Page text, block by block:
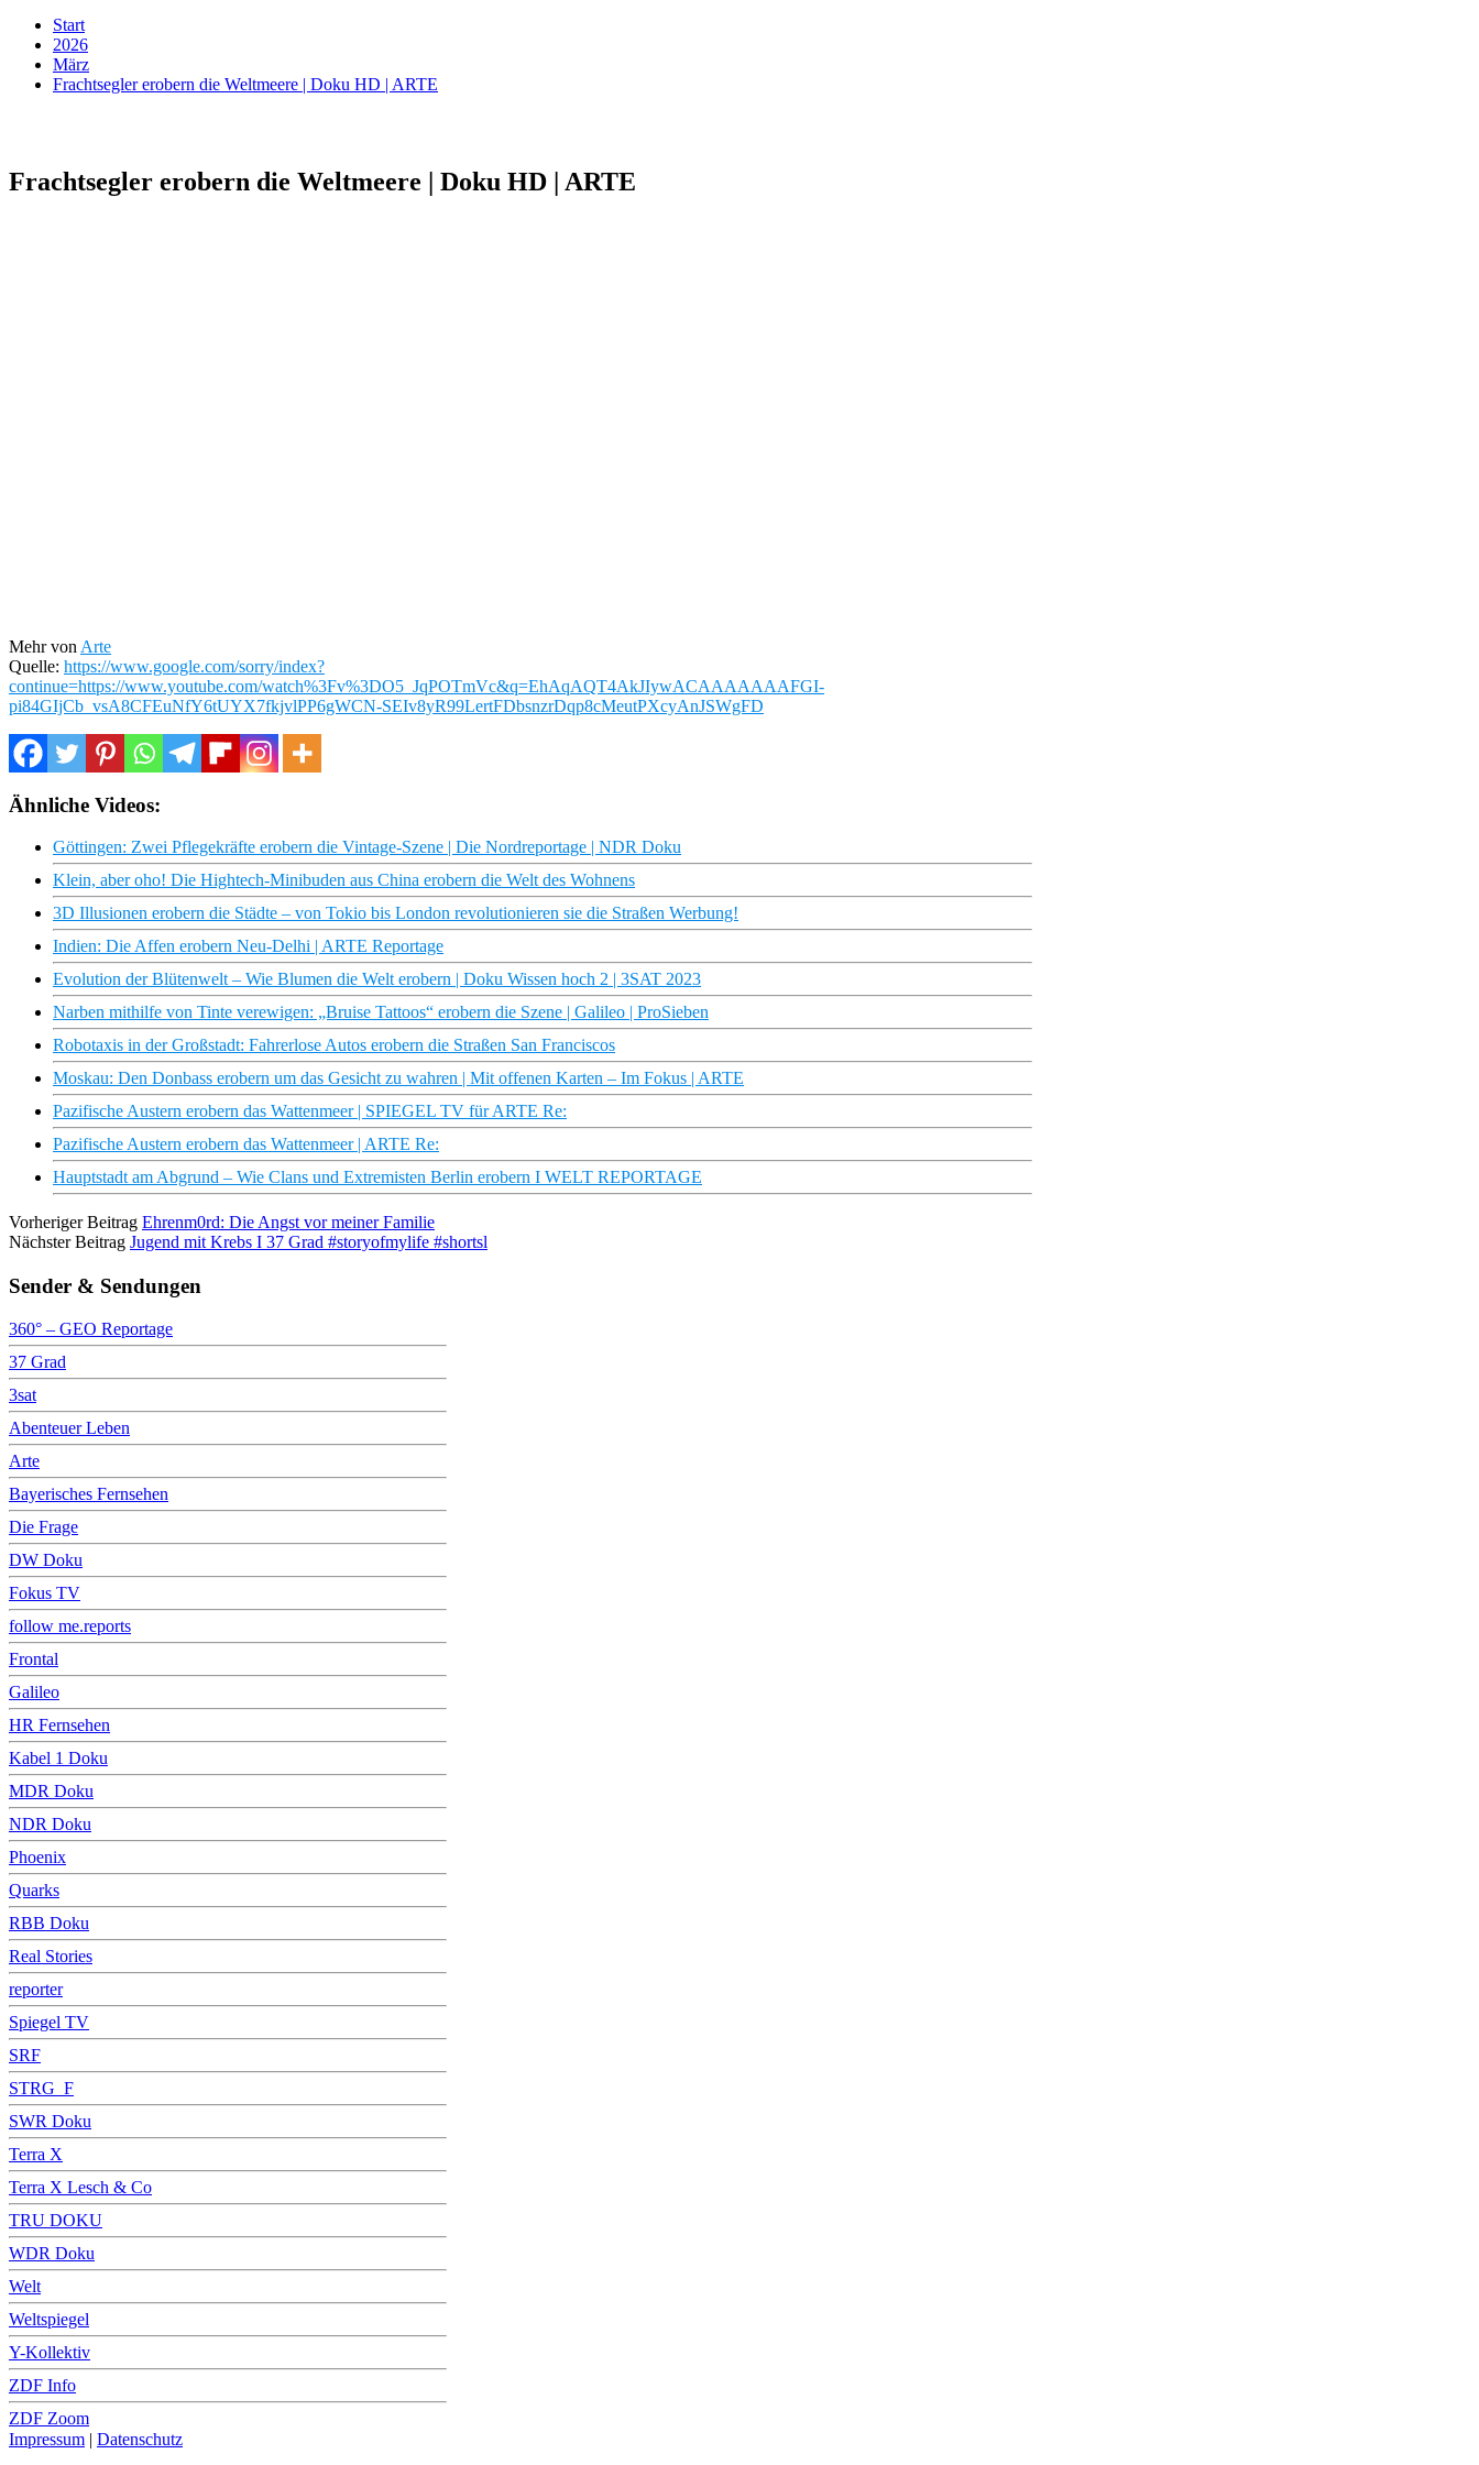
Start
2026
März
Frachtsegler erobern die Weltmeere | Doku HD | ARTE
Frachtsegler erobern die Weltmeere | Doku HD | ARTE
Mehr von Arte
Quelle: https://www.google.com/sorry/index?
continue=https://www.youtube.com/watch%3Fv%3DO5_JqPOTmVc&q=EhAqAQT4AkJIywACAAAAAAAFGI-
pi84GIjCb_vsA8CFEuNfY6tUYX7fkjvlPP6gWCN-SEIv8yR99LertFDbsnzrDqp8cMeutPXcyAnJSWgFD
Ähnliche Videos:
Göttingen: Zwei Pflegekräfte erobern die Vintage-Szene | Die Nordreportage | NDR Doku
Klein, aber oho! Die Hightech-Minibuden aus China erobern die Welt des Wohnens
3D Illusionen erobern die Städte – von Tokio bis London revolutionieren sie die Straßen Werbung!
Indien: Die Affen erobern Neu-Delhi | ARTE Reportage
Evolution der Blütenwelt – Wie Blumen die Welt erobern | Doku Wissen hoch 2 | 3SAT 2023
Narben mithilfe von Tinte verewigen: „Bruise Tattoos“ erobern die Szene | Galileo | ProSieben
Robotaxis in der Großstadt: Fahrerlose Autos erobern die Straßen San Franciscos
Moskau: Den Donbass erobern um das Gesicht zu wahren | Mit offenen Karten – Im Fokus | ARTE
Pazifische Austern erobern das Wattenmeer | SPIEGEL TV für ARTE Re:
Pazifische Austern erobern das Wattenmeer | ARTE Re:
Hauptstadt am Abgrund – Wie Clans und Extremisten Berlin erobern I WELT REPORTAGE
Vorheriger Beitrag Ehrenm0rd: Die Angst vor meiner Familie
Nächster Beitrag Jugend mit Krebs I 37 Grad #storyofmylife #shortsl
Sender & Sendungen
360° – GEO Reportage
37 Grad
3sat
Abenteuer Leben
Arte
Bayerisches Fernsehen
Die Frage
DW Doku
Fokus TV
follow me.reports
Frontal
Galileo
HR Fernsehen
Kabel 1 Doku
MDR Doku
NDR Doku
Phoenix
Quarks
RBB Doku
Real Stories
reporter
Spiegel TV
SRF
STRG_F
SWR Doku
Terra X
Terra X Lesch & Co
TRU DOKU
WDR Doku
Welt
Weltspiegel
Y-Kollektiv
ZDF Info
ZDF Zoom
Impressum | Datenschutz